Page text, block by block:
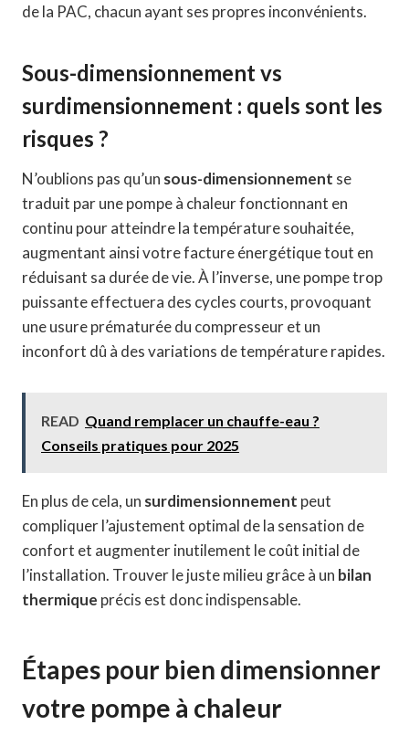
de la PAC, chacun ayant ses propres inconvénients.
Sous-dimensionnement vs
surdimensionnement : quels sont les
risques ?
N’oublions pas qu’un sous-dimensionnement se
traduit par une pompe à chaleur fonctionnant en
continu pour atteindre la température souhaitée,
augmentant ainsi votre facture énergétique tout en
réduisant sa durée de vie. À l’inverse, une pompe trop
puissante effectuera des cycles courts, provoquant
une usure prématurée du compresseur et un
inconfort dû à des variations de température rapides.
READ Quand remplacer un chauffe-eau ?
Conseils pratiques pour 2025
En plus de cela, un surdimensionnement peut
compliquer l’ajustement optimal de la sensation de
confort et augmenter inutilement le coût initial de
l’installation. Trouver le juste milieu grâce à un bilan
thermique précis est donc indispensable.
Étapes pour bien dimensionner
votre pompe à chaleur